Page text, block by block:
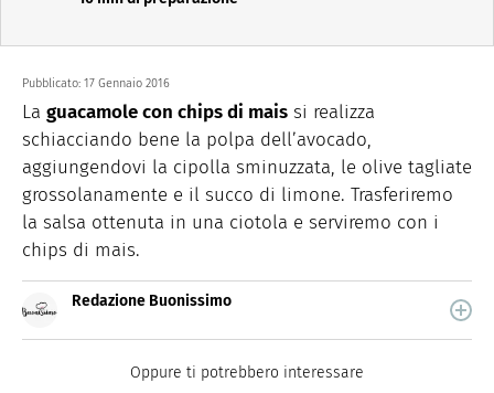
Pubblicato: 17 Gennaio 2016
La guacamole con chips di mais si realizza
schiacciando bene la polpa dell’avocado,
aggiungendovi la cipolla sminuzzata, le olive tagliate
grossolanamente e il succo di limone. Trasferiremo
la salsa ottenuta in una ciotola e serviremo con i
chips di mais.
Redazione Buonissimo
quale trovi idee veloci, facili e spiegate passo passo.
Oppure ti potrebbero interessare